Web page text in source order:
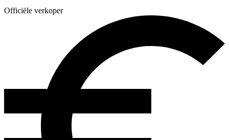
Officiële verkoper